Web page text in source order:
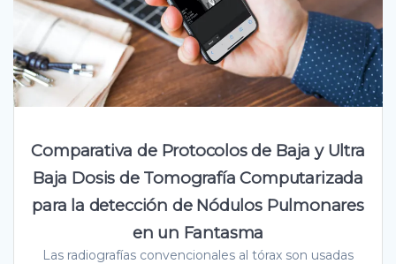
Comparativa de Protocolos de Baja y Ultra
Baja Dosis de Tomografía Computarizada
para la detección de Nódulos Pulmonares
en un Fantasma
Las radiografías convencionales al tórax son usadas